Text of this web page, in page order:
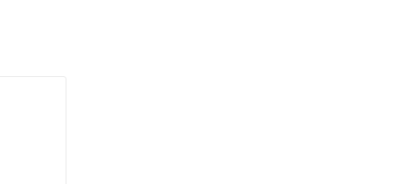
240V